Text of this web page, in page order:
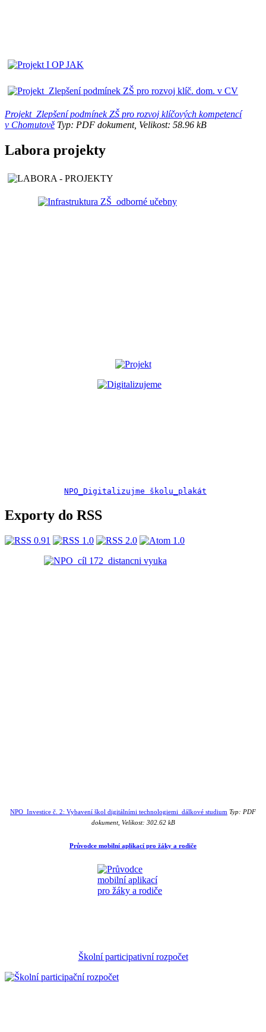
Projekt_Zlepšení podmínek ZŠ pro rozvoj klíčových kompetencí
v Chomutově Typ: PDF dokument, Velikost: 58.96 kB
Labora projekty
NPO_Digitalizujme školu_plakát
Exporty do RSS
NPO_Investice č. 2: Vybavení škol digitálními technologiemi_dálkové studium Typ: PDF
dokument, Velikost: 302.62 kB
Průvodce mobilní aplikací pro žáky a rodiče
Školní participativní rozpočet